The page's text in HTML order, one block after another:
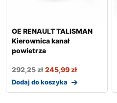
OE RENAULT TALISMAN
Kierownica kanał
powietrza
292,25zł 245,99zł
Dodaj do koszyka